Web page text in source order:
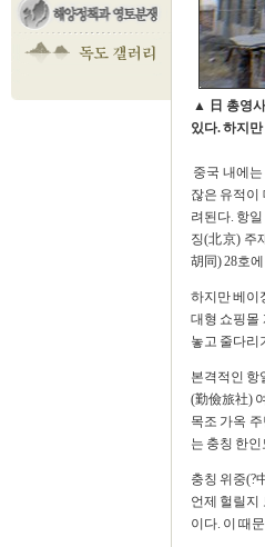
▲ 日 총영
있다. 하지
중국 내에
잖은 유적이
려된다. 항
징(北京) 주
胡同) 28호
하지만 베이
대형 쇼핑몰
놓고 줄다리
본격적인 항
(勤儉旅社)
목조 가옥
는 충칭 한
충칭 위중(?
언제 헐릴지
이다. 이 때